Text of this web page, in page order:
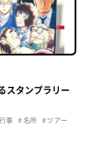
スタンプラリー
行事 名所 ツアー